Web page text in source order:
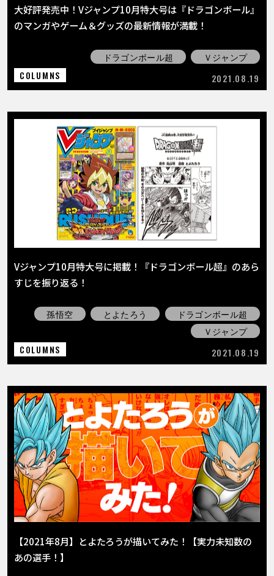
大好評発売中！Vジャンプ10月特大号は『ドラゴンボール』
のマンガやゲーム＆グッズの最新情報が満載！
ドラゴンボール超
Ｖジャンプ
COLUMNS
2021.08.19
Vジャンプ10月特大号に掲載！『ドラゴンボール超』のあら
すじを振り返る！
孫悟空 とよたろう
ドラゴンボール超
Ｖジャンプ
COLUMNS
2021.08.19
【2021年8月】とよたろうが描いてみた！【実力未知数の
あの選手！】